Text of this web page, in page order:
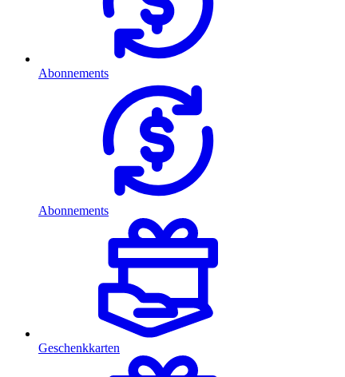
Abonnements
Abonnements
Geschenkkarten